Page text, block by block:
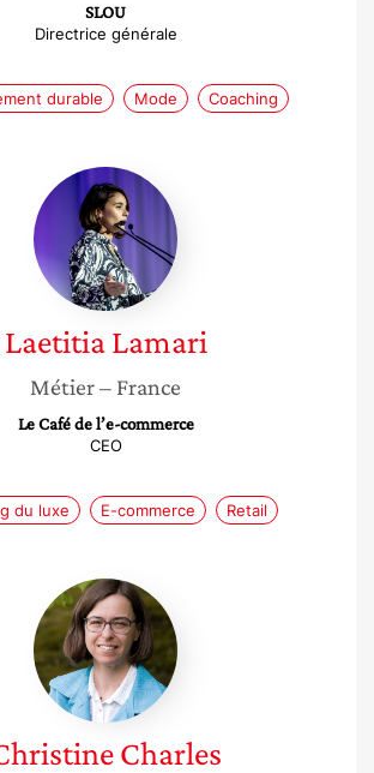
SLOU
Directrice générale
durable Mode Coaching
Laetitia
Lamari
Laetitia Lamari
Métier– France
Le Café de l’e-commerce
CEO
du luxe E-commerce Retail
Christine
Charles
Charles